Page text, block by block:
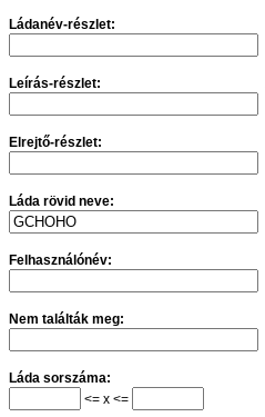
Ládanév-részlet:
Leírás-részlet:
Elrejtő-részlet:
Láda rövid neve:
Felhasználónév:
Nem találták meg:
Láda sorszáma:
<= x <=